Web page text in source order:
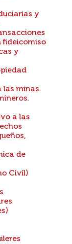
y
fideicomiso
y
las minas.
a las
de
Civil)